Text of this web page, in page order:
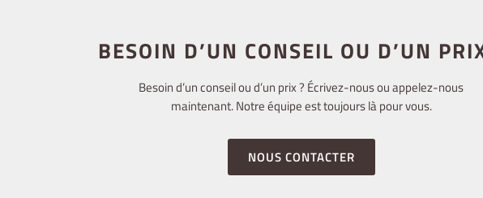
BESOIN D’UN CONSEIL OU D’UN
Besoin d’un conseil ou d’un prix ? Écrivez-nous ou appelez-nous
maintenant. Notre équipe est toujours là pour vous.
NOUS CONTACTER